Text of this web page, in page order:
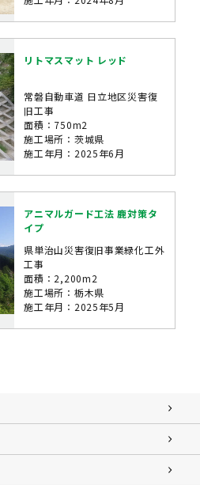
リトマスマット レッド
常磐自動車道 日立地区災害復
旧工事
面積：750m2
施工場所：茨城県
施工年月：2025年6月
アニマルガード工法 鹿対策タ
イプ
県単治山災害復旧事業緑化工外
工事
面積：2,200m2
施工場所：栃木県
施工年月：2025年5月